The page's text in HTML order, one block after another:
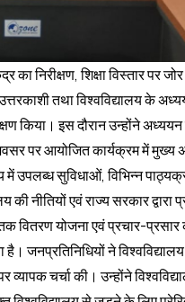
निरीक्षण, शिक्षा विस्तार पर
तथा विश्वविद्यालय के
किया। इस दौरान उन्होंने
पर आयोजित कार्यक्रम में
में उपलब्ध सुविधाओं, विभिन्न
की नीतियों एवं राज्य सरकार
वितरण योजना एवं प्रचार-
है। जनप्रतिनिधियों ने
चर्चा की। उन्होंने